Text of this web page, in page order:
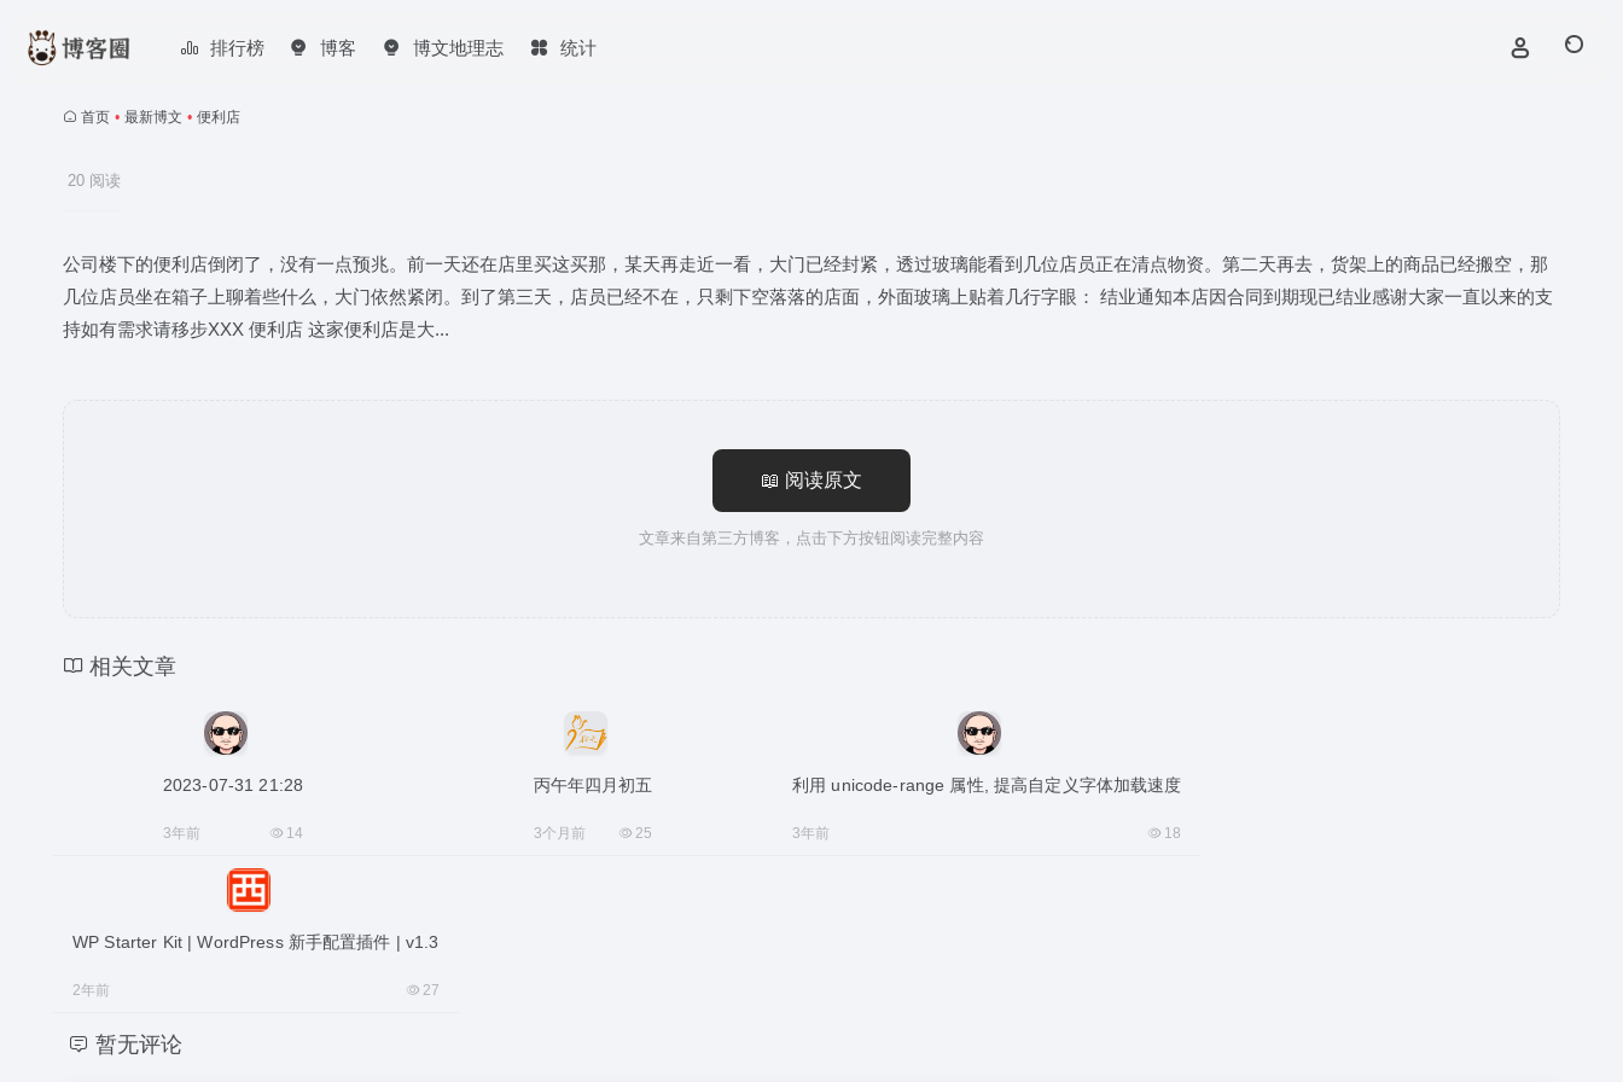
排行榜 博客 博文地理志 统计
首页 • 最新博文 • 便利店
20 阅读
公司楼下的便利店倒闭了，没有一点预兆。前一天还在店里买这买那，某天再走近一看，大门已经封紧，透过玻璃能看到几位店员正在清点物资。第二天再去，货架上的商品已经搬空，那
几位店员坐在箱子上聊着些什么，大门依然紧闭。到了第三天，店员已经不在，只剩下空落落的店面，外面玻璃上贴着几行字眼： 结业通知本店因合同到期现已结业感谢大家一直以来的支
持如有需求请移步XXX 便利店 这家便利店是大...
📖 阅读原文
文章来自第三方博客，点击下方按钮阅读完整内容
相关文章
2023-07-31 21:28
3年前 14
丙午年四月初五
3个月前 25
利用 unicode-range 属性, 提高自定义字体加载速度
3年前 18
WP Starter Kit | WordPress 新手配置插件 | v1.3
2年前 27
暂无评论